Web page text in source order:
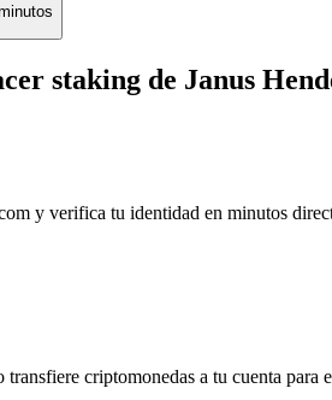
staking de Janus
y verifica tu identidad en minutos
criptomonedas a tu cuenta para